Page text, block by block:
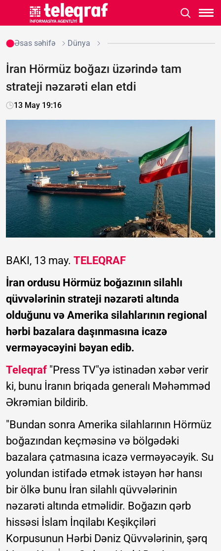
Əsas səhifə Dünya
İran Hörmüz boğazı üzərində tam
strateji nəzarəti elan etdi
13 May 19:16
BAKI, 13 may. TELEQRAF
İran ordusu Hörmüz boğazının silahlı
qüvvələrinin strateji nəzarəti altında
olduğunu və Amerika silahlarının regional
hərbi bazalara daşınmasına icazə
verməyəcəyini bəyan edib.
Teleqraf "Press TV"yə istinadən xəbər verir
ki, bunu İranın briqada generalı Məhəmməd
Əkrəmian bildirib.
"Bundan sonra Amerika silahlarının Hörmüz
boğazından keçməsinə və bölgədəki
bazalara çatmasına icazə verməyəcəyik. Su
yolundan istifadə etmək istəyən hər hansı
bir ölkə bunu İran silahlı qüvvələrinin
nəzarəti altında etməlidir. Boğazın qərb
hissəsi İslam İnqilabı Keşikçiləri
Korpusunun Hərbi Dəniz Qüvvələrinin, şərq